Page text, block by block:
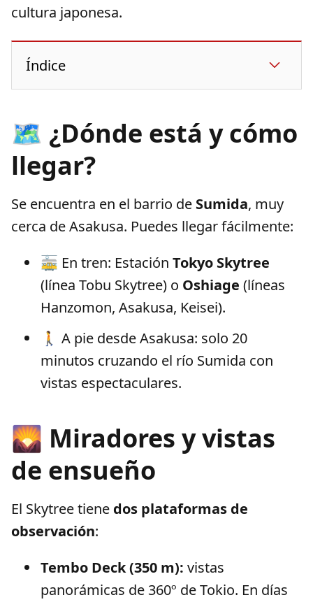
cultura japonesa.
Índice
🗺️ ¿Dónde está y cómo
llegar?
Se encuentra en el barrio de Sumida, muy
cerca de Asakusa. Puedes llegar fácilmente:
🚋 En tren: Estación Tokyo Skytree
(línea Tobu Skytree) o Oshiage (líneas
Hanzomon, Asakusa, Keisei).
🚶 A pie desde Asakusa: solo 20
minutos cruzando el río Sumida con
vistas espectaculares.
🌄 Miradores y vistas
de ensueño
El Skytree tiene dos plataformas de
observación:
Tembo Deck (350 m): vistas
panorámicas de 360º de Tokio. En días